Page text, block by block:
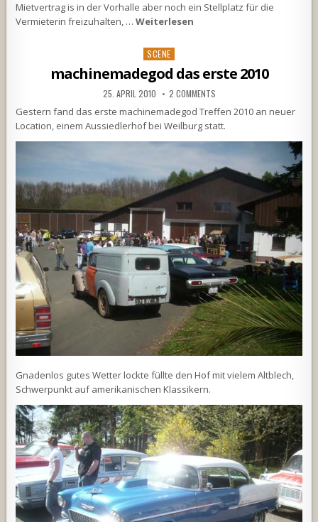
Mietvertrag is in der Vorhalle aber noch ein Stellplatz für die
Vermieterin freizuhalten, …Weiterlesen
Posted
SCENE
machinemadegod das erste 2010
25. APRIL 2010 2 COMMENTS
Gestern fand das erste machinemadegod Treffen 2010 an neuer
Location, einem Aussiedlerhof bei Weilburg statt.
Gnadenlos gutes Wetter lockte füllte den Hof mit vielem Altblech,
Schwerpunkt auf amerikanischen Klassikern.